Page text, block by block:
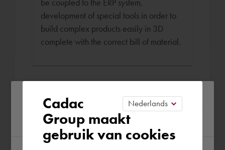
be coupled to the ERP system,
development of special tools in order to
build complex products easily in 3D
complete with the correct bill of material.
Boek Ariën
€ 170,-per uur (excl. BTW)
Please confirm your current
region
Cadac
Group maakt
gebruik van cookies